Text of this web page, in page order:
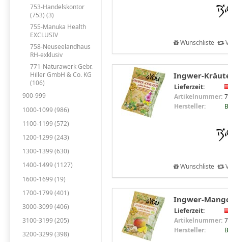
753-Handelskontor
(753) (3)
755-Manuka Health
EXCLUSIV
758-Neuseelandhaus
RH-exklusiv
771-Naturawerk Gebr.
Hiller GmbH & Co. KG
(106)
900-999
1000-1099 (986)
1100-1199 (572)
1200-1299 (243)
1300-1399 (630)
1400-1499 (1127)
1600-1699 (19)
1700-1799 (401)
3000-3099 (406)
3100-3199 (205)
3200-3299 (398)
Wunschliste
Ingwer-
Lieferzeit:
Artikelnummer:
Hersteller:
Wunschliste
Ingwer-
Lieferzeit:
Artikelnummer:
Hersteller: